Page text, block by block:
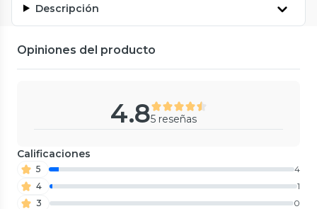
Descripción
Opiniones del producto
4.85 reseñas
Calificaciones
5
4
4
1
3
0